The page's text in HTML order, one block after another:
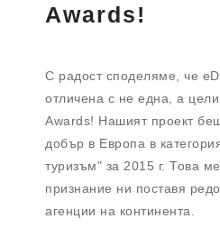
Awards!
С радост споделяме, че
отличена с не една, а
Awards! Нашият проект
добър в Европа в
туризъм" за 2015 г. Това
признание ни поставя
агенции на континента.